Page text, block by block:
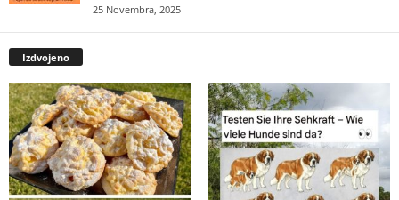
25 Novembra, 2025
Izdvojeno